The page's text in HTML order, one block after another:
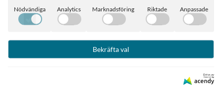
E-post:info@oopsydaisy.nu
Nödvändiga Analytics Marknadsföring Riktade Anpassade
Bekräfta val
Drivs av